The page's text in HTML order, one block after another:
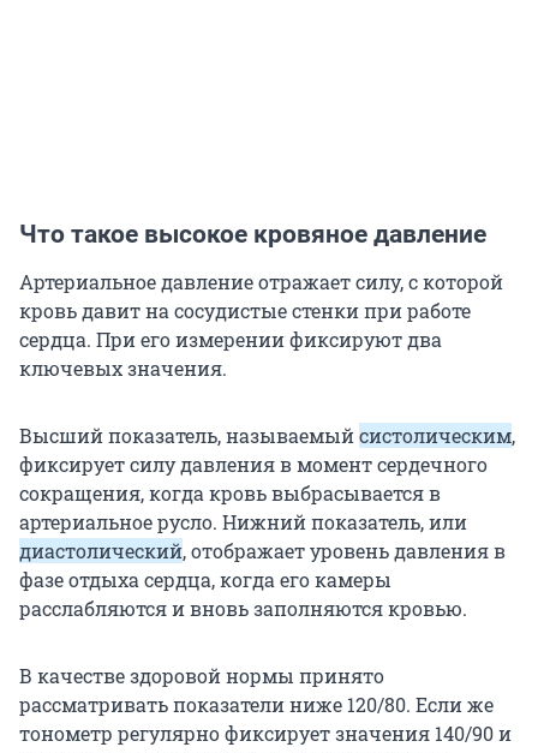
Что такое высокое кровяное давление
Артериальное давление отражает силу, с которой
кровь давит на сосудистые стенки при работе
сердца. При его измерении фиксируют два
ключевых значения.
Высший показатель, называемыйсистолическим,
фиксирует силу давления в момент сердечного
сокращения, когда кровь выбрасывается в
артериальное русло. Нижний показатель, или
диастолический, отображает уровень давления в
фазе отдыха сердца, когда его камеры
расслабляются и вновь заполняются кровью.
В качестве здоровой нормы принято
рассматривать показатели ниже 120/80. Если же
тонометр регулярно фиксирует значения 140/90 и